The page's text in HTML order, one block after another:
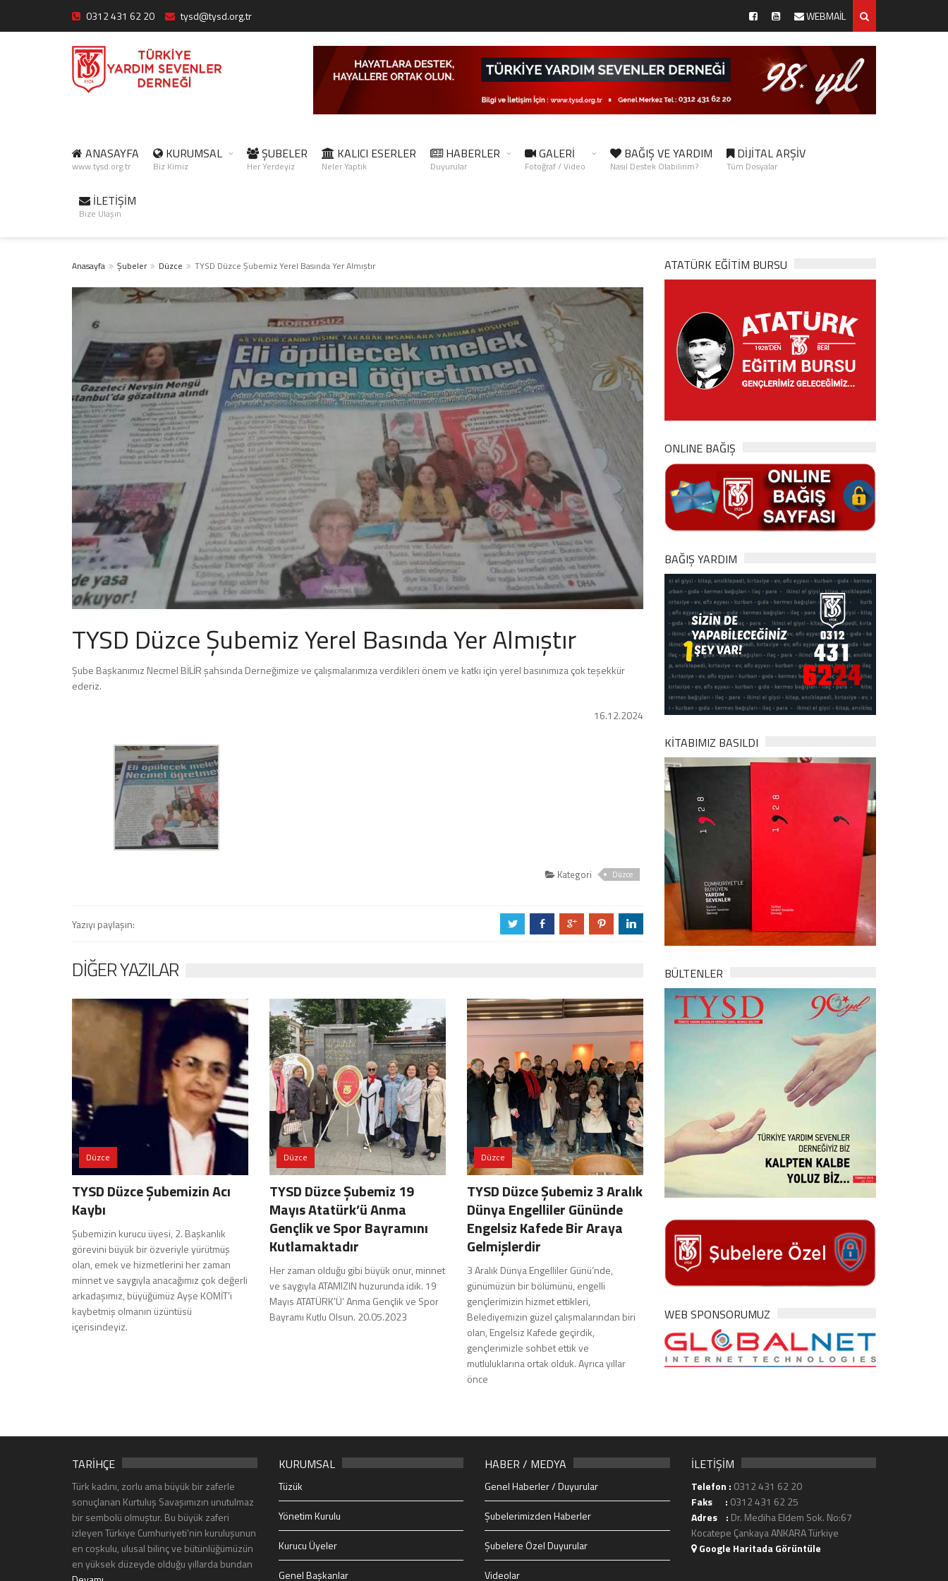
0312 431 62 20 tysd@tysd.org.tr WEBMAİL
ANASAYFA
www.tysd.org.tr
KURUMSAL
Biz Kimiz
ŞUBELER
Her Yerdeyiz
KALICI ESERLER
Neler Yaptık
HABERLER
Duyurular
GALERİ
Fotoğraf / Video
BAĞIŞ VE YARDIM
Nasıl Destek Olabilirim?
DİJİTAL ARŞİV
Tüm Dosyalar
İLETİŞİM
Bize Ulaşın
Anasayfa Şubeler Düzce TYSD Düzce Şubemiz Yerel Basında Yer Almıştır
TYSD Düzce Şubemiz Yerel Basında Yer Almıştır
Şube Başkanımız Necmel BİLİR şahsında Derneğimize ve çalışmalarımıza verdikleri önem ve katkı için yerel basınımıza çok teşekkür
ederiz.
16.12.2024
Kategori Düzce
Yazıyı paylaşın: a b c d j
DIĞER YAZILAR
Düzce
TYSD Düzce Şubemizin Acı
Kaybı
Şubemizin kurucu üyesi, 2. Başkanlık
görevini büyük bir özveriyle yürütmüş
olan, emek ve hizmetlerini her zaman
minnet ve saygıyla anacağımız çok değerli
arkadaşımız, büyüğümüz Ayşe KOMİT’i
kaybetmiş olmanın üzüntüsü
içerisindeyiz.
Düzce
TYSD Düzce Şubemiz 19
Mayıs Atatürk’ü Anma
Gençlik ve Spor Bayramını
Kutlamaktadır
Her zaman olduğu gibi büyük onur, minnet
ve saygıyla ATAMIZIN huzurunda idik. 19
Mayıs ATATÜRK’Ü’ Anma Gençlik ve Spor
Bayramı Kutlu Olsun. 20.05.2023
Düzce
TYSD Düzce Şubemiz 3 Aralık
Dünya Engelliler Gününde
Engelsiz Kafede Bir Araya
Gelmişlerdir
3 Aralık Dünya Engelliler Günü’nde,
günümüzün bir bölümünü, engelli
gençlerimizin hizmet ettikleri,
Belediyemizin güzel çalışmalarından biri
olan, Engelsiz Kafede geçirdik,
gençlerimizle sohbet ettik ve
mutluluklarına ortak olduk. Ayrıca yıllar
önce
ATATÜRK EĞITIM BURSU
ONLINE BAĞIŞ
BAĞIŞ YARDIM
KİTABIMIZ BASILDI
BÜLTENLER
WEB SPONSORUMUZ
TARİHÇE
Türk kadını, zorlu ama büyük bir zaferle
sonuçlanan Kurtuluş Savaşımızın unutulmaz
bir sembolü olmuştur. Bu büyük zaferi
izleyen Türkiye Cumhuriyeti’nin kuruluşunun
en coşkulu, ulusal bilinç ve bütünlüğümüzün
en yüksek düzeyde olduğu yıllarda bundan
KURUMSAL
Tüzük
Yönetim Kurulu
Kurucu Üyeler
Genel Başkanlar
HABER / MEDYA
Genel Haberler / Duyurular
Şubelerimizden Haberler
Şubelere Özel Duyurular
Videolar
İLETİŞİM
Telefon : 0312 431 62 20
Faks : 0312 431 62 25
Adres : Dr. Mediha Eldem Sok. No:67
Kocatepe Çankaya ANKARA Türkiye
Google Haritada Görüntüle